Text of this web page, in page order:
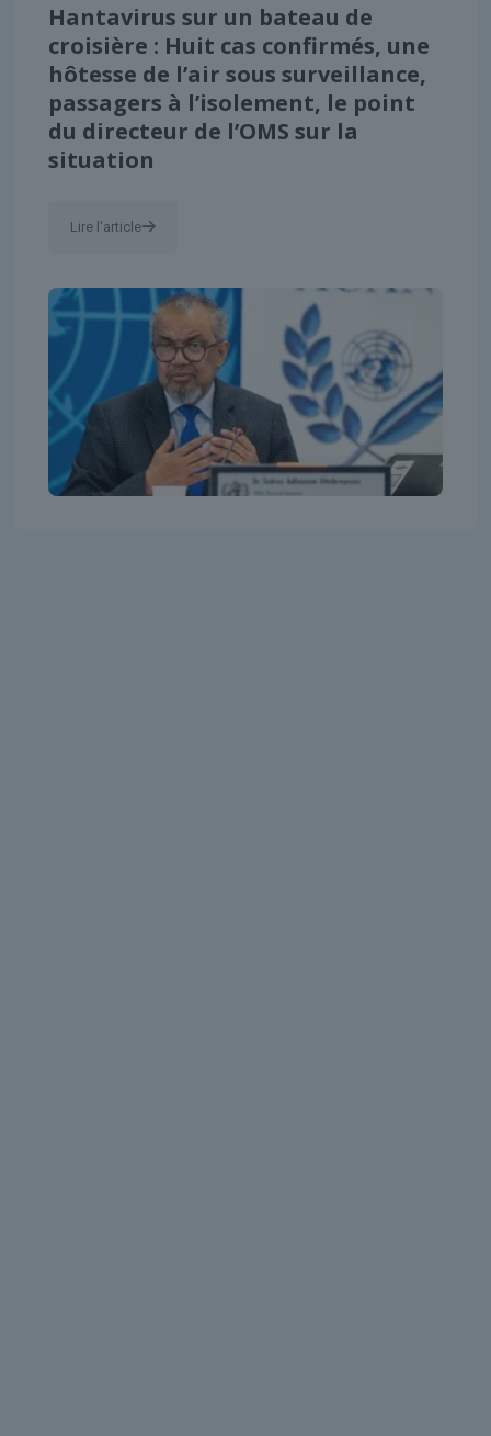
Hantavirus sur un bateau de
croisière : Huit cas confirmés, une
hôtesse de l’air sous surveillance,
passagers à l’isolement, le point
du directeur de l’OMS sur la
situation
Lire l'article